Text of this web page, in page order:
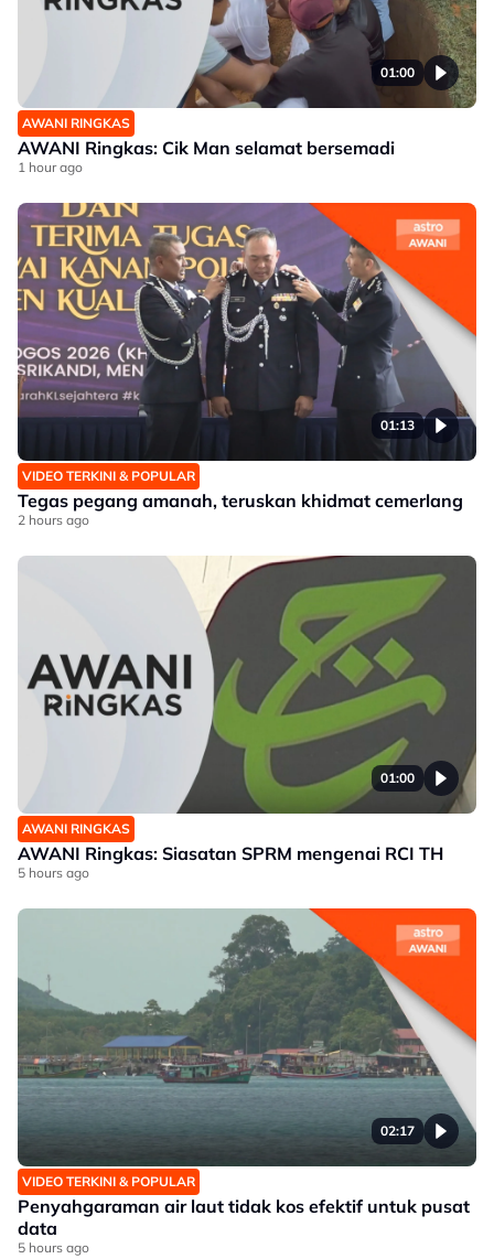
01:00
AWANI RINGKAS
AWANI Ringkas: Cik Man selamat bersemadi
1 hour ago
01:13
VIDEO TERKINI & POPULAR
Tegas pegang amanah, teruskan khidmat cemerlang
2 hours ago
01:00
AWANI RINGKAS
AWANI Ringkas: Siasatan SPRM mengenai RCI TH
5 hours ago
02:17
VIDEO TERKINI & POPULAR
Penyahgaraman air laut tidak kos efektif untuk pusat
data
5 hours ago